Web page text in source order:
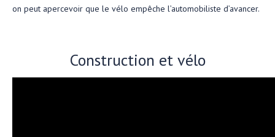
on peut apercevoir que le vélo empêche l’automobiliste d’avancer.
Construction et vélo